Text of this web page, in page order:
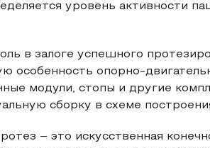
уровень активности
в залоге успешного
особенность опорно-
модули, стопы и другие
сборку в схеме
– это искусственная